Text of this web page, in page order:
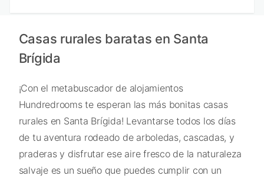
Casas rurales baratas en Santa
Brígida
¡Con el metabuscador de alojamientos
Hundredrooms te esperan las más bonitas casas
rurales en Santa Brígida! Levantarse todos los días
de tu aventura rodeado de arboledas, cascadas, y
praderas y disfrutar ese aire fresco de la naturaleza
salvaje es un sueño que puedes cumplir con un